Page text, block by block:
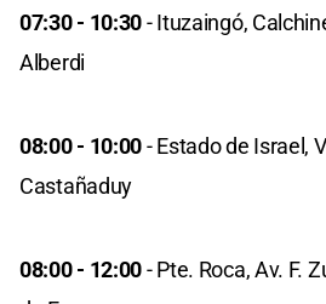
07:30 - 10:30- Ituzaingó,
Alberdi
08:00 - 10:00- Estado de Israel,
Castañaduy
08:00 - 12:00- Pte. Roca, Av. F.